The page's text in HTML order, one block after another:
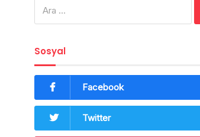
Sosyal
Facebook
Twitter